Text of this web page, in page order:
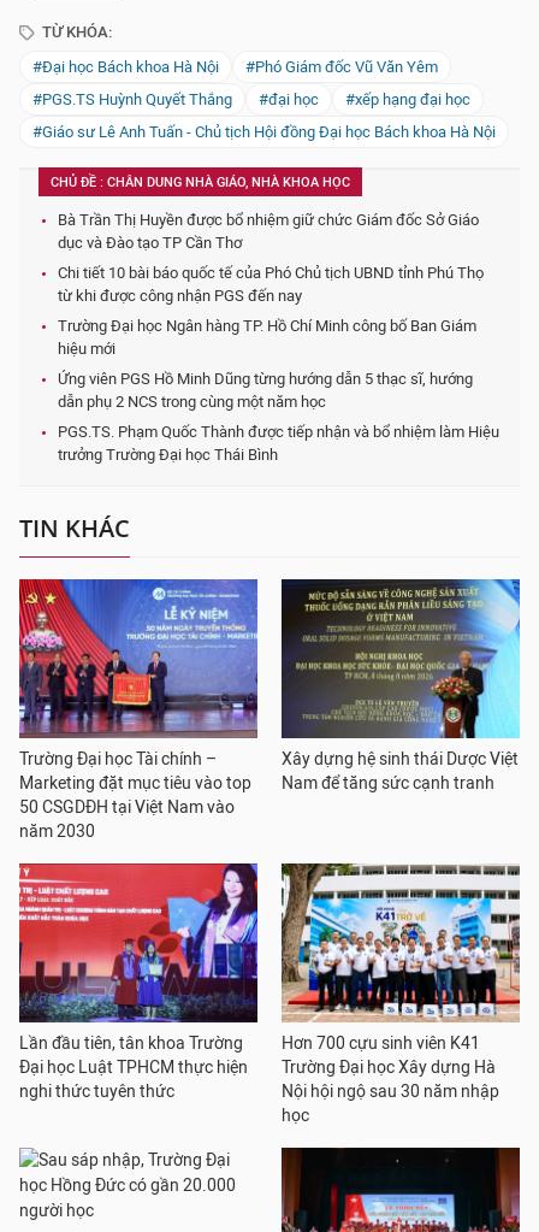
TỪ KHÓA:
#Đại học Bách khoa Hà Nội
#Phó Giám đốc Vũ Văn Yêm
#PGS.TS Huỳnh Quyết Thắng
#đại học
#xếp hạng đại học
#Giáo sư Lê Anh Tuấn - Chủ tịch Hội đồng Đại học Bách khoa Hà Nội
CHỦ ĐỀ : CHÂN DUNG NHÀ GIÁO, NHÀ KHOA HỌC
Bà Trần Thị Huyền được bổ nhiệm giữ chức Giám đốc Sở Giáo
dục và Đào tạo TP Cần Thơ
Chi tiết 10 bài báo quốc tế của Phó Chủ tịch UBND tỉnh Phú Thọ
từ khi được công nhận PGS đến nay
Trường Đại học Ngân hàng TP. Hồ Chí Minh công bố Ban Giám
hiệu mới
Ứng viên PGS Hồ Minh Dũng từng hướng dẫn 5 thạc sĩ, hướng
dẫn phụ 2 NCS trong cùng một năm học
PGS.TS. Phạm Quốc Thành được tiếp nhận và bổ nhiệm làm Hiệu
trưởng Trường Đại học Thái Bình
TIN KHÁC
Trường Đại học Tài chính –
Marketing đặt mục tiêu vào top
50 CSGDĐH tại Việt Nam vào
năm 2030
Xây dựng hệ sinh thái Dược Việt
Nam để tăng sức cạnh tranh
Lần đầu tiên, tân khoa Trường
Đại học Luật TPHCM thực hiện
nghi thức tuyên thức
Hơn 700 cựu sinh viên K41
Trường Đại học Xây dựng Hà
Nội hội ngộ sau 30 năm nhập
học